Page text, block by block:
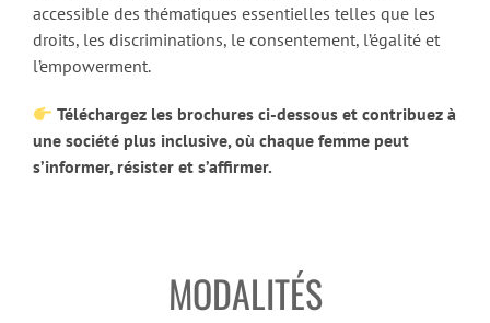
accessible des thématiques essentielles telles que les
droits, les discriminations, le consentement, l’égalité et
l’empowerment.
Téléchargez les brochures ci-dessous et contribuez à
une société plus inclusive, où chaque femme peut
s’informer, résister et s’affirmer.
MODALITÉS